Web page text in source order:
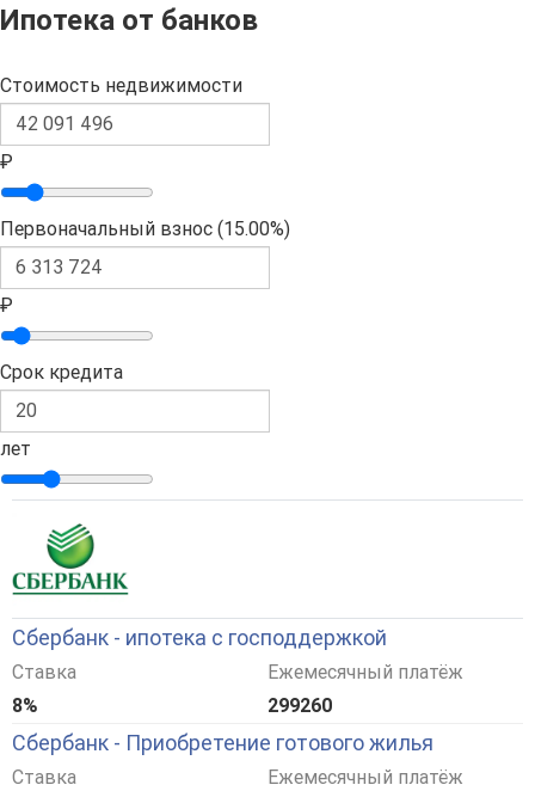
Ипотека от банков
Стоимость недвижимости
₽
Первоначальный взнос (15.00%)
₽
Срок кредита
лет
Сбербанк - ипотека с господдержкой
Ставка
8%
Ежемесячный платёж
299260
Сбербанк - Приобретение готового жилья
Ставка
Ежемесячный платёж